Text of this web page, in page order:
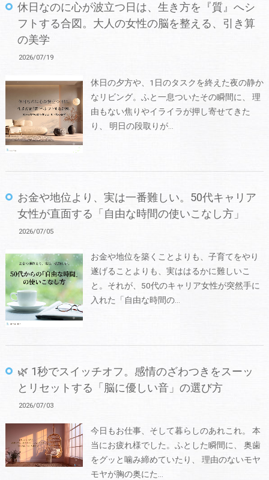
休日なのに心が波立つ日は、生き方を『質』へシ
フトする合図。大人の女性の脳を整える、引き算
の美学
2026/07/19
休日の夕方や、1日のタスクを終えた夜の静か
なリビング。ふと一息ついたその瞬間に、 理
由もない焦りやイライラが押し寄せてきた
り、 明日の段取りが…
お金や地位より、実は一番難しい。50代キャリア
女性が直面する「自由な時間の使いこなし方」
2026/07/05
お金や地位を築くことよりも、子育てをやり
遂げることよりも、実ははるかに難しいこ
と。それが、50代のキャリア女性が突然手に
入れた「自由な時間の…
🌿 1秒でスイッチオフ。感情のざわつきをスーッ
とリセットする「脳に優しい音」の選び方
2026/07/03
今日もお仕事、そして暮らしのあれこれ。 本
当にお疲れ様でした。ふとした瞬間に、 奥歯
をグッと噛み締めていたり、 理由のないモヤ
モヤが胸の奥にた…